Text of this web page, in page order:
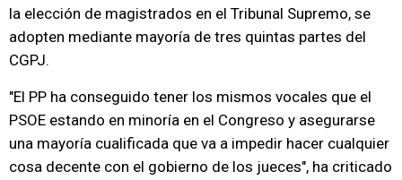
la elección de magistrados en el Tribunal Supremo, se
adopten mediante mayoría de tres quintas partes del
CGPJ.
"El PP ha conseguido tener los mismos vocales que el
PSOE estando en minoría en el Congreso y asegurarse
una mayoría cualificada que va a impedir hacer cualquier
cosa decente con el gobierno de los jueces", ha criticado